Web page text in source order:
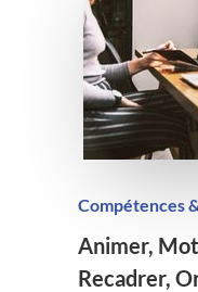
Compétences
Animer,
Recadrer,